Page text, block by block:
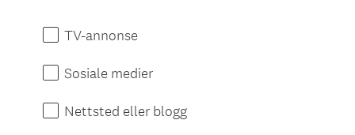
TV-annonse
Sosiale medier
Nettsted eller blogg